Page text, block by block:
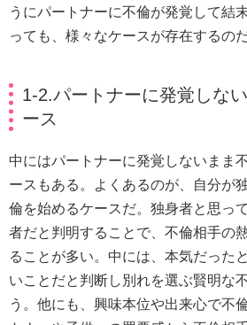
うにパートナーに不倫が発覚して結
っても、様々なケースが存在するのだ
1-2.パートナーに発覚しな
ース
中にはパートナーに発覚しないまま
ースもある。よくあるのが、自分が
倫を始めるケースだ。独身者と思っ
者だと判明することで、不倫相手の
ることが多い。中には、本気だった
いことだと判断し別れを選ぶ賢明な
う。他にも、興味本位や出来心で不